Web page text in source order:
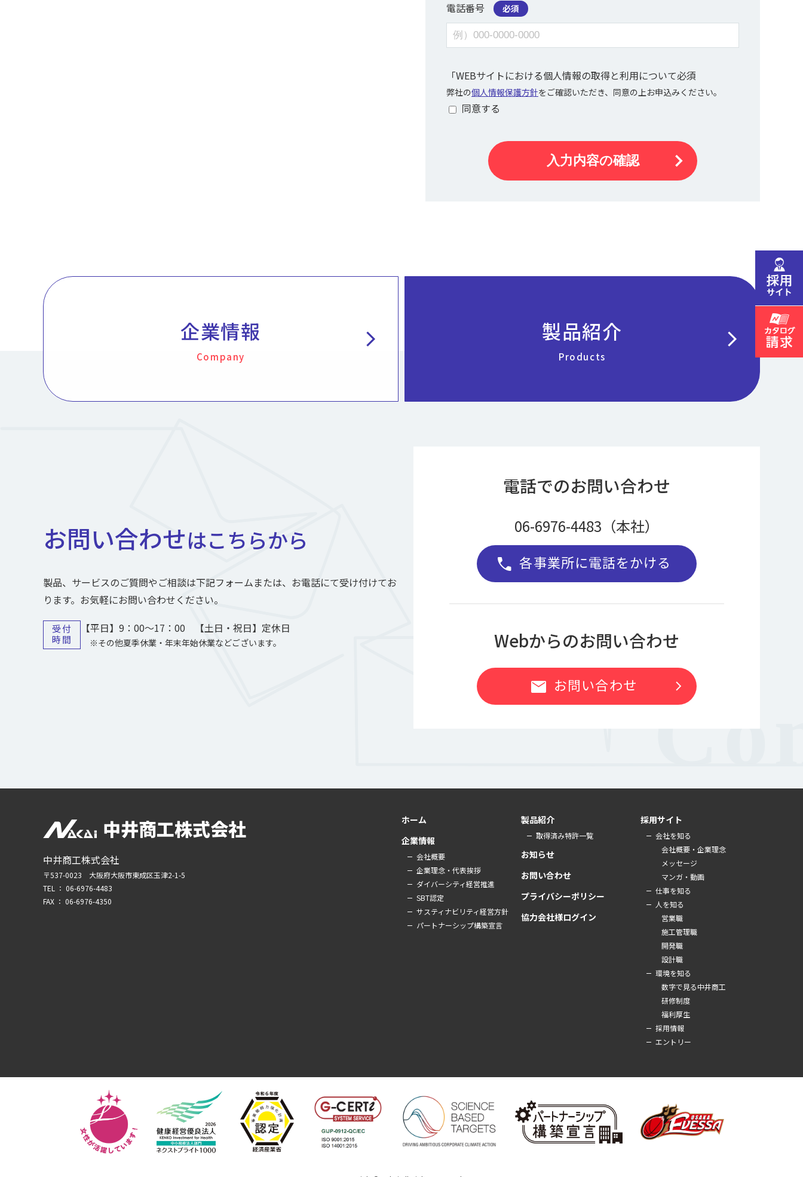
電話番号 必須
「WEBサイトにおける個人情報の取得と利用について必須
弊社の個人情報保護方針をご確認いただき、同意の上お申込みください。
同意する
入力内容の確認
企業情報
Company chevron_right 製品紹介
Products chevron_right
お問い合わせはこちらから
製品、サービスのご質問やご相談は下記フォームまたは、お電話にて受け付けてお
ります。お気軽にお問い合わせください。
受付
時間
【平日】9：00～17：00 【土日・祝日】定休日
※その他夏季休業・年末年始休業などございます。
電話でのお問い合わせ
06-6976-4483（本社）
call 各事業所に電話をかける
Webからのお問い合わせ
mail お問い合わせ chevron_right
中井商工株式会社
中井商工株式会社
〒537-0023 大阪府大阪市東成区玉津2-1-5
TEL ： 06-6976-4483
FAX ： 06-6976-4350
ホーム
企業情報
会社概要
企業理念・代表挨拶
ダイバーシティ経営推進
SBT認定
サスティナビリティ経営方針
パートナーシップ構築宣言
製品紹介
取得済み特許一覧
お知らせ
お問い合わせ
プライバシーポリシー
協力会社様ログイン
採用サイト
会社を知る
会社概要・企業理念
メッセージ
マンガ・動画
仕事を知る
人を知る
営業職
施工管理職
開発職
設計職
環境を知る
数字で見る中井商工
研修制度
福利厚生
採用情報
エントリー